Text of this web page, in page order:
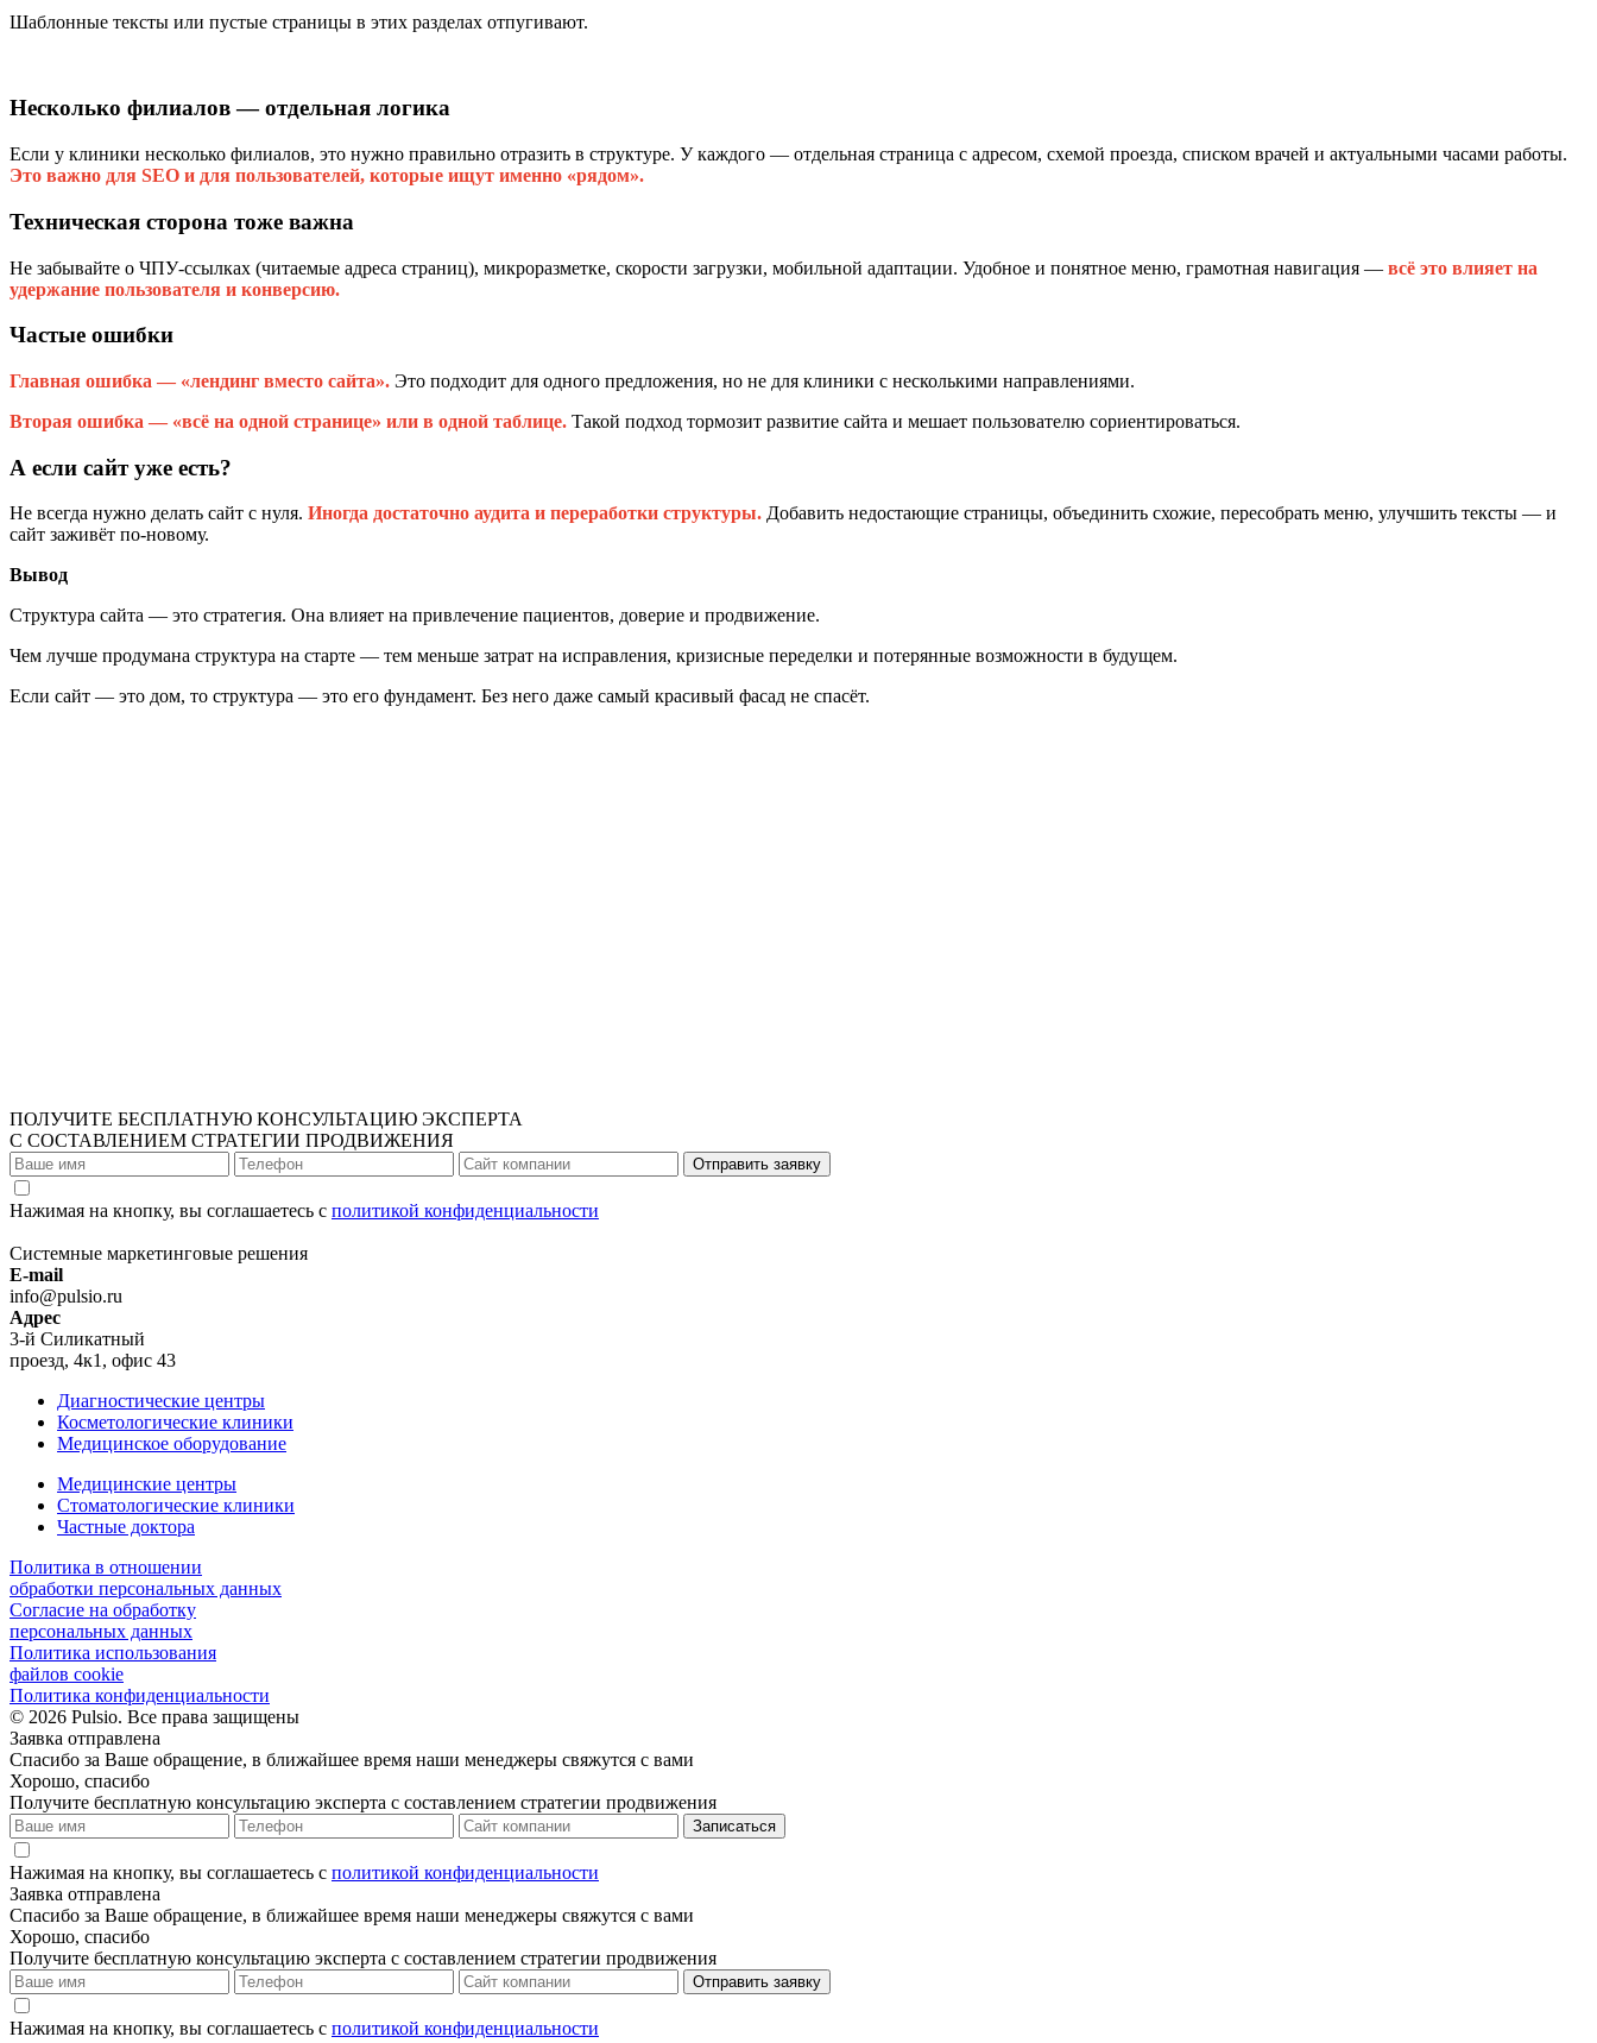
Шаблонные тексты или пустые страницы в этих разделах отпугивают.
Несколько филиалов — отдельная логика
Если у клиники несколько филиалов, это нужно правильно отразить в структуре. У каждого — отдельная страница с адресом, схемой проезда, списком врачей и актуальными часами работы.
Это важно для SEO и для пользователей, которые ищут именно «рядом».
Техническая сторона тоже важна
Не забывайте о ЧПУ-ссылках (читаемые адреса страниц), микроразметке, скорости загрузки, мобильной адаптации. Удобное и понятное меню, грамотная навигация — всё это влияет на
удержание пользователя и конверсию.
Частые ошибки
Главная ошибка — «лендинг вместо сайта». Это подходит для одного предложения, но не для клиники с несколькими направлениями.
Вторая ошибка — «всё на одной странице» или в одной таблице. Такой подход тормозит развитие сайта и мешает пользователю сориентироваться.
А если сайт уже есть?
Не всегда нужно делать сайт с нуля. Иногда достаточно аудита и переработки структуры. Добавить недостающие страницы, объединить схожие, пересобрать меню, улучшить тексты — и
сайт заживёт по-новому.
Вывод
Структура сайта — это стратегия. Она влияет на привлечение пациентов, доверие и продвижение.
Чем лучше продумана структура на старте — тем меньше затрат на исправления, кризисные переделки и потерянные возможности в будущем.
Если сайт — это дом, то структура — это его фундамент. Без него даже самый красивый фасад не спасёт.
ПОЛУЧИТЕ БЕСПЛАТНУЮ КОНСУЛЬТАЦИЮ ЭКСПЕРТА
С СОСТАВЛЕНИЕМ СТРАТЕГИИ ПРОДВИЖЕНИЯ
Отправить заявку
Нажимая на кнопку, вы соглашаетесь с политикой конфиденциальности
Системные маркетинговые решения
E-mail
info@pulsio.ru
Адрес
3-й Силикатный
проезд, 4к1, офис 43
Диагностические центры
Косметологические клиники
Медицинское оборудование
Медицинские центры
Стоматологические клиники
Частные доктора
Политика в отношении
обработки персональных данных
Согласие на обработку
персональных данных
Политика использования
файлов cookie
Политика конфиденциальности
© 2026 Pulsio. Все права защищены
Заявка отправлена
Спасибо за Ваше обращение, в ближайшее время наши менеджеры свяжутся с вами
Хорошо, спасибо
Получите бесплатную консультацию эксперта с составлением стратегии продвижения
Записаться
Нажимая на кнопку, вы соглашаетесь с политикой конфиденциальности
Заявка отправлена
Спасибо за Ваше обращение, в ближайшее время наши менеджеры свяжутся с вами
Хорошо, спасибо
Получите бесплатную консультацию эксперта с составлением стратегии продвижения
Отправить заявку
Нажимая на кнопку, вы соглашаетесь с политикой конфиденциальности